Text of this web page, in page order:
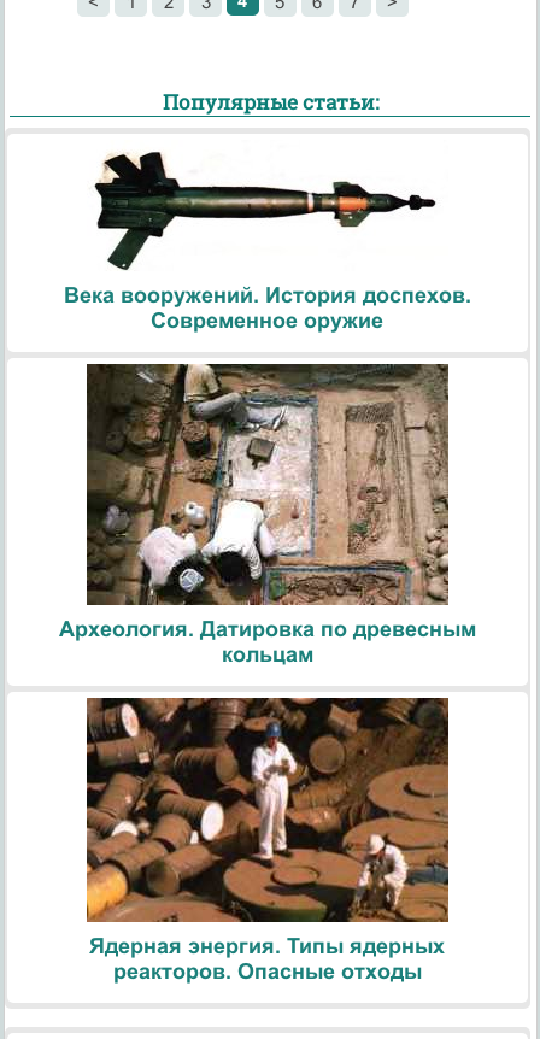
Популярные статьи:
Века вооружений. История доспехов.
Современное оружие
Археология. Датировка по древесным
кольцам
Ядерная энергия. Типы ядерных
реакторов. Опасные отходы